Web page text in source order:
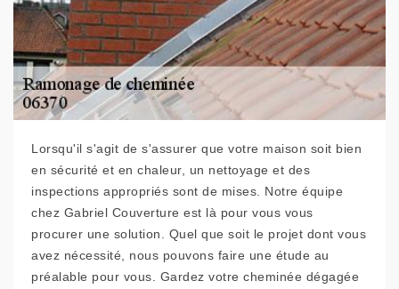
Lorsqu'il s'agit de s'assurer que votre maison soit bien
en sécurité et en chaleur, un nettoyage et des
inspections appropriés sont de mises. Notre équipe
chez Gabriel Couverture est là pour vous vous
procurer une solution. Quel que soit le projet dont vous
avez nécessité, nous pouvons faire une étude au
préalable pour vous. Gardez votre cheminée dégagée